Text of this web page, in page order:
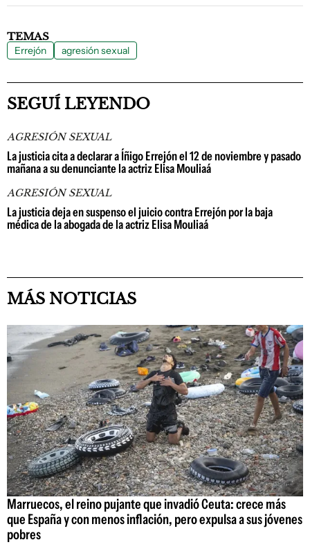
TEMAS
Errejón agresión sexual
SEGUÍ LEYENDO
AGRESIÓN SEXUAL
La justicia cita a declarar a Íñigo Errejón el 12 de noviembre y pasado
mañana a su denunciante la actriz Elisa Mouliaá
AGRESIÓN SEXUAL
La justicia deja en suspenso el juicio contra Errejón por la baja
médica de la abogada de la actriz Elisa Mouliaá
MÁS NOTICIAS
Marruecos, el reino pujante que invadió Ceuta: crece más
que España y con menos inflación, pero expulsa a sus jóvenes
pobres